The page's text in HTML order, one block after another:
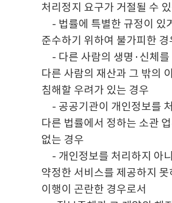
처리정지 요구가 거절될 수
- 법률에 특별한 규정이 있
준수하기 위하여 불가피한 경
- 다른 사람의 생명·신체를
다른 사람의 재산과 그 밖의
침해할 우려가 있는 경우
- 공공기관이 개인정보를
다른 법률에서 정하는 소관
없는 경우
- 개인정보를 처리하지 아
약정한 서비스를 제공하지 못
이행이 곤란한 경우로서